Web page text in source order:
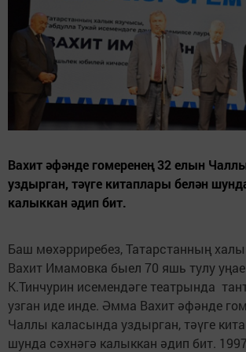
Вахит әфәнде гомеренең 32 елын
уздырган, тәүге китаплары белән
калыккан әдип бит.
Баш мөхәрриребез, Татарстанның
Вахит Имамовка быел 70 яшь тулу
К.Тинчурин исемендәге театрында
узган иде инде. Әмма Вахит әфәнде
Чаллы каласында уздырган, тәүге
шунда сәхнәгә калыккан әдип бит.